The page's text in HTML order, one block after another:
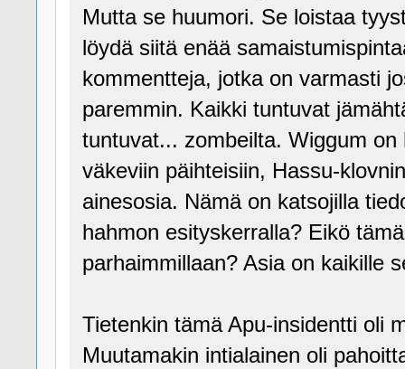
Mutta se huumori. Se loistaa
löydä siitä enää
kommentteja, jotka on varmasti
paremmin. Kaikki tuntuvat
tuntuvat... zombeilta. Wiggum
väkeviin päihteisiin, Hassu-
ainesosia. Nämä on katsojilla
hahmon esityskerralla? Eikö
parhaimmillaan? Asia on kaikille
Tietenkin tämä Apu-insidentti oli
Muutamakin intialainen oli